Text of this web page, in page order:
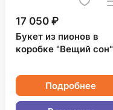
17 050 ₽
Букет из пионов в
коробке "Вещий сон"
Подробнее